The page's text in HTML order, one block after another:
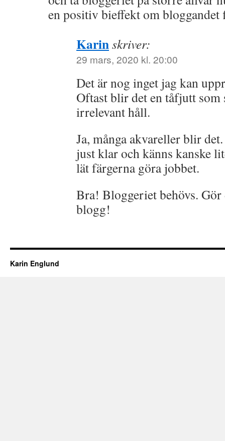
en positiv bieffekt om bloggandet
Karinskriver:
29 mars, 2020 kl. 20:00
Det är nog inget jag kan
Oftast blir det en tåfjutt som
irrelevant håll.
Ja, många akvareller blir
just klar och känns kanske
lät färgerna göra jobbet.
Bra! Bloggeriet behövs.
blogg!
Karin Englund